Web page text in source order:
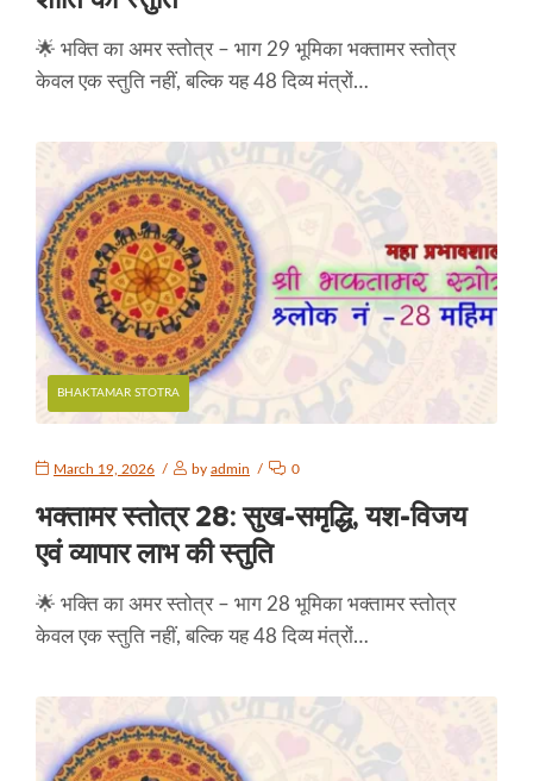
🌟 भक्ति का अमर स्तोत्र – भाग 29 भूमिका भक्तामर स्तोत्र
केवल एक स्तुति नहीं, बल्कि यह 48 दिव्य मंत्रों…
BHAKTAMAR STOTRA
March 19, 2026 by admin 0
भक्तामर स्तोत्र 28: सुख-समृद्धि, यश-विजय
एवं व्यापार लाभ की स्तुति
🌟 भक्ति का अमर स्तोत्र – भाग 28 भूमिका भक्तामर स्तोत्र
केवल एक स्तुति नहीं, बल्कि यह 48 दिव्य मंत्रों…